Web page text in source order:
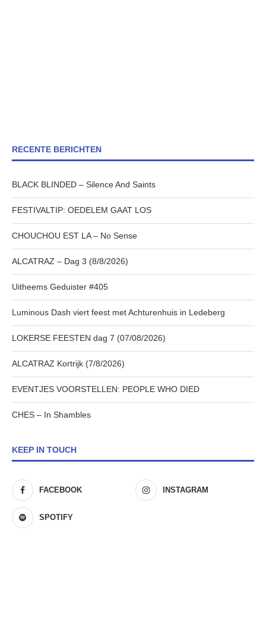
RECENTE BERICHTEN
BLACK BLINDED – Silence And Saints
FESTIVALTIP: OEDELEM GAAT LOS
CHOUCHOU EST LA – No Sense
ALCATRAZ – Dag 3 (8/8/2026)
Uitheems Geduister #405
Luminous Dash viert feest met Achturenhuis in Ledeberg
LOKERSE FEESTEN dag 7 (07/08/2026)
ALCATRAZ Kortrijk (7/8/2026)
EVENTJES VOORSTELLEN: PEOPLE WHO DIED
CHES – In Shambles
KEEP IN TOUCH
FACEBOOK INSTAGRAM
SPOTIFY